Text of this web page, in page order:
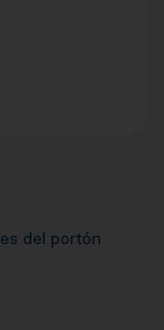
del portón